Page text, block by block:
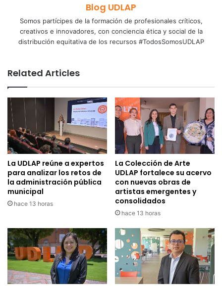
Blog UDLAP
Somos partícipes de la formación de profesionales críticos,
creativos e innovadores, con conciencia ética y social de la
distribución equitativa de los recursos #TodosSomosUDLAP
Related Articles
La UDLAP reúne a expertos
para analizar los retos de
la administración pública
municipal
hace 13 horas
La Colección de Arte
UDLAP fortalece su acervo
con nuevas obras de
artistas emergentes y
consolidados
hace 13 horas